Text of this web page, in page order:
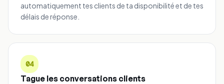
automatiquement tes clients de ta disponibilité et de tes
délais de réponse.
04
Tague les conversations clients